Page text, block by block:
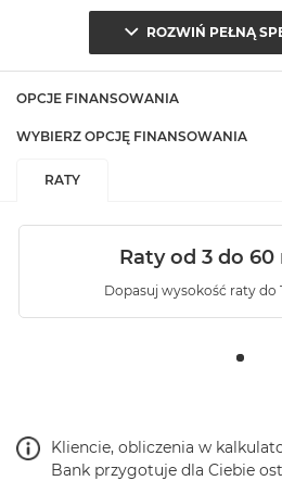
ROZWIŃ PEŁNĄ
OPCJE FINANSOWANIA
WYBIERZ OPCJĘ FINANSOWANIA
RATY
Raty od 3 do 60
Dopasuj wysokość raty
Kliencie, obliczenia w
Bank przygotuje dla Ciebie